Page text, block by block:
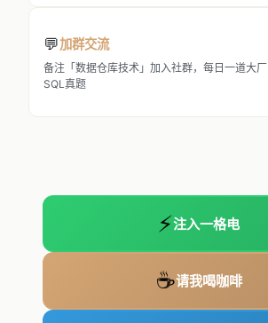
💬加群交流
备注「数据仓库技术」加入社群，每日一道大厂
SQL真题
⚡注入一格电
☕请我喝咖啡